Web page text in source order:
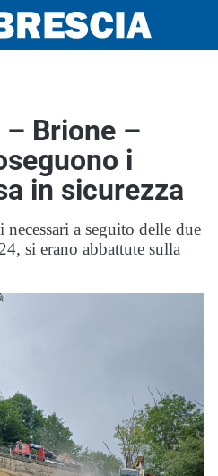
– Brione –
i
in sicurezza
a seguito delle due
si erano abbattute sulla